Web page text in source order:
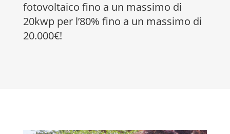
fotovoltaico fino a un massimo di
20kwp per l’80% fino a un massimo di
20.000€!